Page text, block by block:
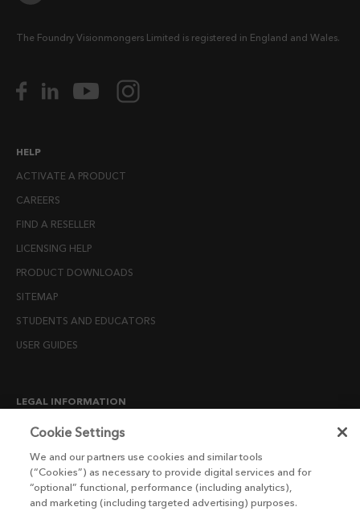
The Foundry Visionmongers Limited is registered in England and Wales.
HELP
ACTIVATE A PRODUCT
CAREERS
FIND A RESELLER
LICENSING HELP
PRODUCT DOWNLOADS
SITEMAP
STUDENTS AND EDUCATORS
USER GUIDES
LEGAL INFORMATION
CANDIDATE PRIVACY NOTICE
END USER LICENSE AGREEMENTS
ENVIRONMENT POLICY
Cookie Settings
We and our partners use cookies and similar tools
(“Cookies”) as necessary to provide digital services and for
“optional” functional, performance (including analytics),
and marketing (including targeted advertising) purposes.